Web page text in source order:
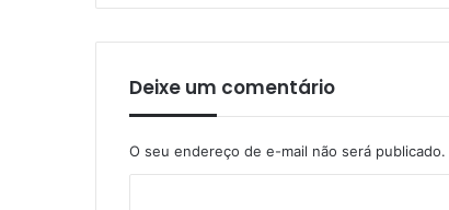
Deixe um comentário
O seu endereço de e-mail não será publicado.